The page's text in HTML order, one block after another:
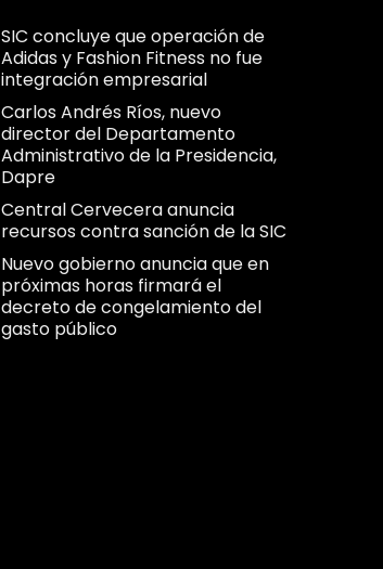
SIC concluye que operación de
Adidas y Fashion Fitness no fue
integración empresarial
Carlos Andrés Ríos, nuevo
director del Departamento
Administrativo de la Presidencia,
Dapre
Central Cervecera anuncia
recursos contra sanción de la SIC
Nuevo gobierno anuncia que en
próximas horas firmará el
decreto de congelamiento del
gasto público